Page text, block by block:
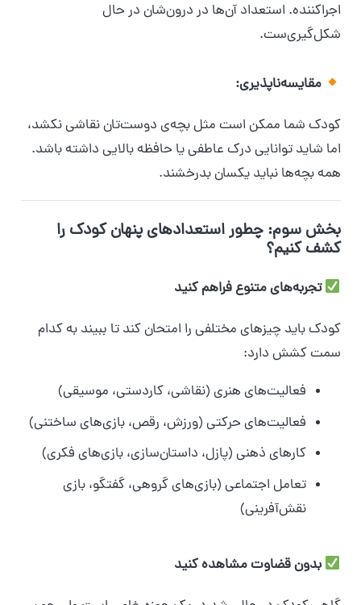
اجراکننده. استعداد آن‌ها در درون‌شان در حال
شکل‌گیری‌ست.
مقایسه‌ناپذیری:
کودک شما ممکن است مثل بچه‌ی دوست‌تان نقاشی نکشد،
اما شاید توانایی درک عاطفی یا حافظه بالایی داشته باشد.
همه بچه‌ها نباید یکسان بدرخشند.
بخش سوم: چطور استعدادهای پنهان کودک را
کشف کنیم؟
تجربه‌های متنوع فراهم کنید
کودک باید چیزهای مختلفی را امتحان کند تا ببیند به کدام
سمت کشش دارد:
فعالیت‌های هنری (نقاشی، کاردستی، موسیقی)
فعالیت‌های حرکتی (ورزش، رقص، بازی‌های ساختنی)
کارهای ذهنی (پازل، داستان‌سازی، بازی‌های فکری)
تعامل اجتماعی (بازی‌های گروهی، گفتگو، بازی
نقش‌آفرینی)
بدون قضاوت مشاهده کنید